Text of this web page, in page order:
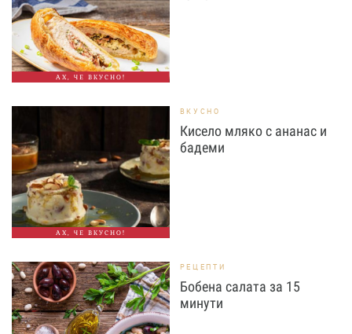
АХ, ЧЕ ВКУСНО!
АХ, ЧЕ ВКУСНО!
ВКУСНО
Кисело мляко с ананас и
бадеми
РЕЦЕПТИ
Бобена салата за 15
минути